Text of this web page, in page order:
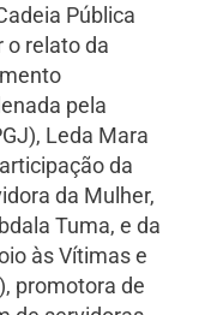
Pública
o relato da
pela
Leda Mara
da
da Mulher,
Tuma, e da
às Vítimas e
promotora de